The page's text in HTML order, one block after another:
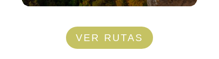
VER RUTAS